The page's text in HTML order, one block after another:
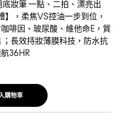
妝筆 一點、二拍、漂亮出
】，柔焦VS控油一步到位，
啡因、玻尿酸、維他命E，質
長效持妝薄膜科技，防水抗
36HR
購物車